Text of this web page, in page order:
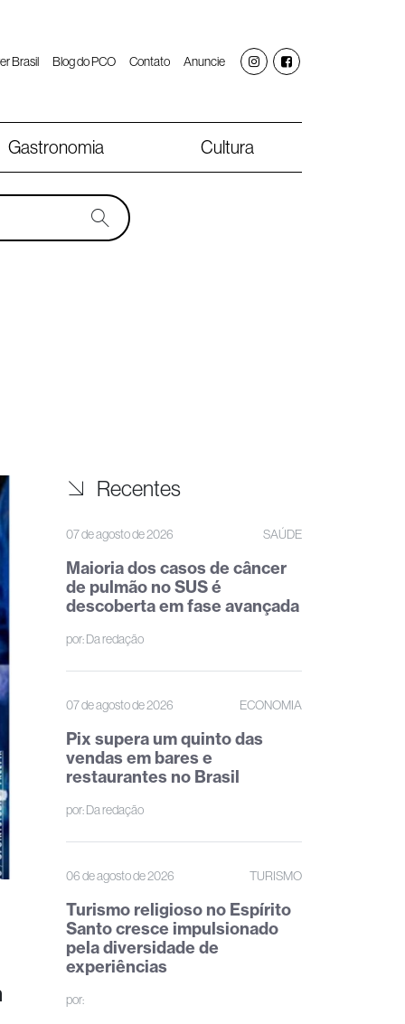
Brasil Blog do PCO Contato Anuncie
Gastronomia Cultura
Recentes
07 de agosto de 2026 SAÚDE
Maioria dos casos de câncer
de pulmão no SUS é
descoberta em fase avançada
por:Da redação
07 de agosto de 2026 ECONOMIA
Pix supera um quinto das
vendas em bares e
restaurantes no Brasil
por:Da redação
06 de agosto de 2026 TURISMO
Turismo religioso no Espírito
Santo cresce impulsionado
pela diversidade de
experiências
por: